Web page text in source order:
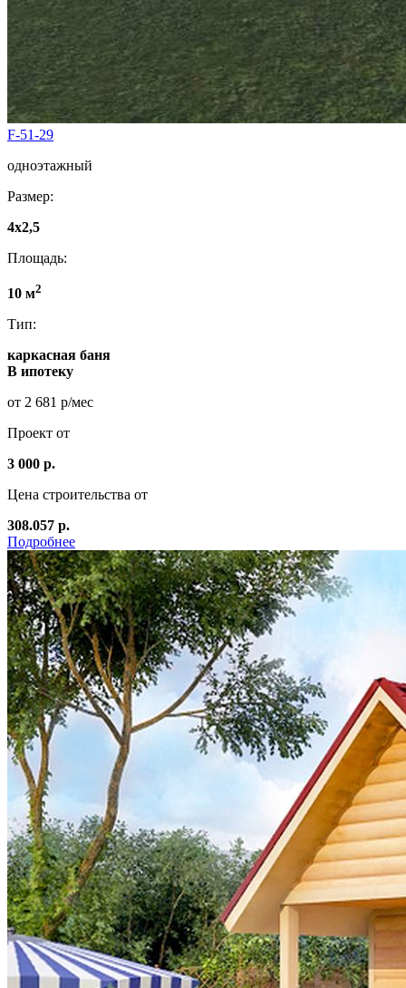
F-51-29
одноэтажный
Размер:
4x2,5
Площадь:
10 м2
Тип:
каркасная баня
В ипотеку
от 2 681 р/мес
Проект от
3 000 р.
Цена строительства от
308.057 р.
Подробнее